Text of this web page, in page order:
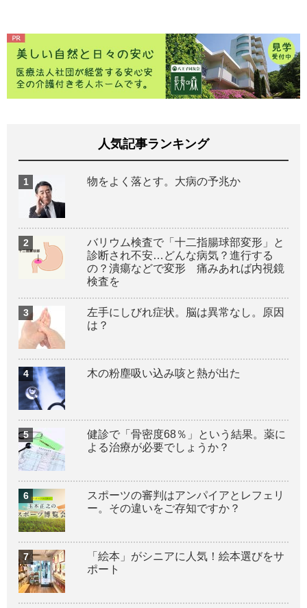
人気記事ランキング
物をよく落とす。大病の予兆か
バリウム検査で「十二指腸球部変形」と
診断され不安…どんな病気？進行する
の？潰瘍などで変形 痛みあれば内視鏡
検査を
左手にしびれ症状。脳は異常なし。原因
は？
木の粉塵吸い込み咳と熱が出た
健診で「骨密度68％」という結果。薬に
よる治療が必要でしょうか？
スポーツの審判はアンパイアとレフェリ
ー。その違いをご存知ですか？
「絵本」がシニアに人気！絵本選びをサ
ポート